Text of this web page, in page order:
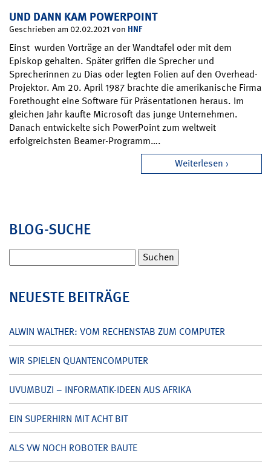
UND DANN KAM POWERPOINT
Geschrieben am 02.02.2021 von HNF
Einst wurden Vorträge an der Wandtafel oder mit dem
Episkop gehalten. Später griffen die Sprecher und
Sprecherinnen zu Dias oder legten Folien auf den Overhead-
Projektor. Am 20. April 1987 brachte die amerikanische Firma
Forethought eine Software für Präsentationen heraus. Im
gleichen Jahr kaufte Microsoft das junge Unternehmen.
Danach entwickelte sich PowerPoint zum weltweit
erfolgreichsten Beamer-Programm….
Weiterlesen
BLOG-SUCHE
nach:
NEUESTE BEITRÄGE
ALWIN WALTHER: VOM RECHENSTAB ZUM COMPUTER
WIR SPIELEN QUANTENCOMPUTER
UVUMBUZI – INFORMATIK-IDEEN AUS AFRIKA
EIN SUPERHIRN MIT ACHT BIT
ALS VW NOCH ROBOTER BAUTE